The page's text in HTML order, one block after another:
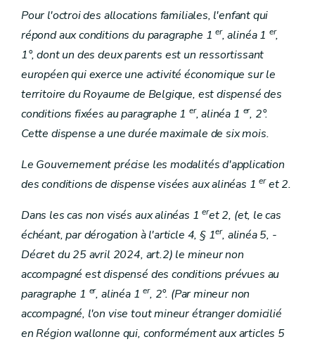
Pour l'octroi des allocations familiales, l'enfant qui
répond aux conditions du paragraphe 1er, alinéa 1 er,
1°, dont un des deux parents est un ressortissant
européen qui exerce une activité économique sur le
territoire du Royaume de Belgique, est dispensé des
conditions fixées au paragraphe 1 er, alinéa 1 er, 2°.
Cette dispense a une durée maximale de six mois.
Le Gouvernement précise les modalités d'application
des conditions de dispense visées aux alinéas 1eret 2.
Dans les cas non visés aux alinéas 1eret 2, (et, le cas
échéant, par dérogation à l'article 4, § 1er, alinéa 5, -
Décret du 25 avril 2024, art.2) le mineur non
accompagné est dispensé des conditions prévues au
paragraphe 1 er, alinéa 1er, 2°. (Par mineur non
accompagné, l'on vise tout mineur étranger domicilié
en Région wallonne qui, conformément aux articles 5